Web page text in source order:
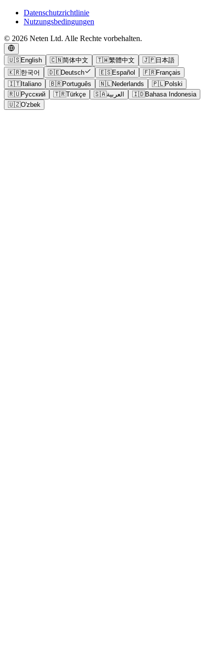
Datenschutzrichtlinie
Nutzungsbedingungen
© 2026 Neten Ltd. Alle Rechte vorbehalten.
🇺🇸English 🇨🇳简体中文 🇹🇼繁體中文 🇯🇵日本語
🇰🇷한국어 🇩🇪Deutsch 🇪🇸Español 🇫🇷Français
🇮🇹Italiano 🇧🇷Português 🇳🇱Nederlands 🇵🇱Polski
🇷🇺Русский 🇹🇷Türkçe 🇸🇦العربية 🇮🇩Bahasa Indonesia
🇺🇿O'zbek